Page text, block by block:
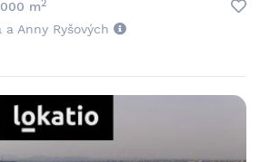
m2
Anny Ryšových